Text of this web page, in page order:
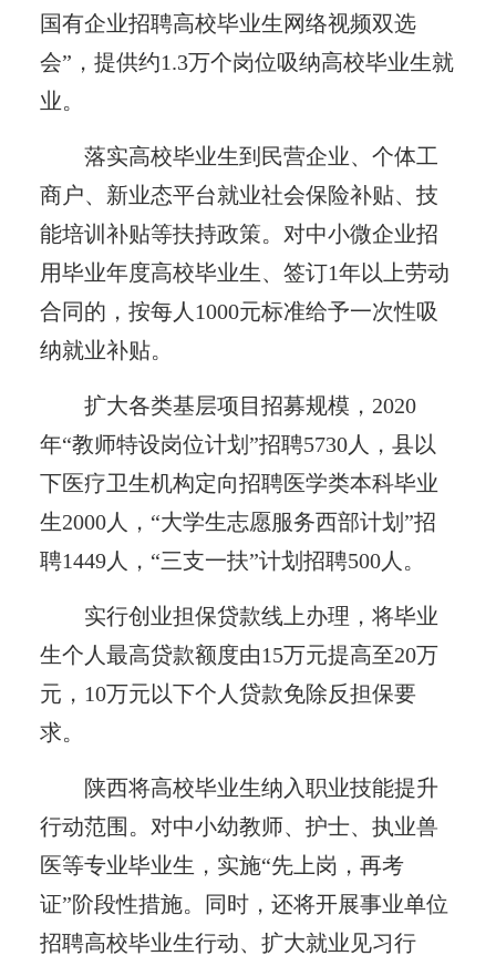
国有企业招聘高校毕业生网络视频双选
会”，提供约1.3万个岗位吸纳高校毕业生就
业。
落实高校毕业生到民营企业、个体工
商户、新业态平台就业社会保险补贴、技
能培训补贴等扶持政策。对中小微企业招
用毕业年度高校毕业生、签订1年以上劳动
合同的，按每人1000元标准给予一次性吸
纳就业补贴。
扩大各类基层项目招募规模，2020
年“教师特设岗位计划”招聘5730人，县以
下医疗卫生机构定向招聘医学类本科毕业
生2000人，“大学生志愿服务西部计划”招
聘1449人，“三支一扶”计划招聘500人。
实行创业担保贷款线上办理，将毕业
生个人最高贷款额度由15万元提高至20万
元，10万元以下个人贷款免除反担保要
求。
陕西将高校毕业生纳入职业技能提升
行动范围。对中小幼教师、护士、执业兽
医等专业毕业生，实施“先上岗，再考
证”阶段性措施。同时，还将开展事业单位
招聘高校毕业生行动、扩大就业见习行